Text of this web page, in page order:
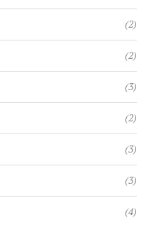
(2)
(2)
(3)
(2)
(3)
(3)
(4)